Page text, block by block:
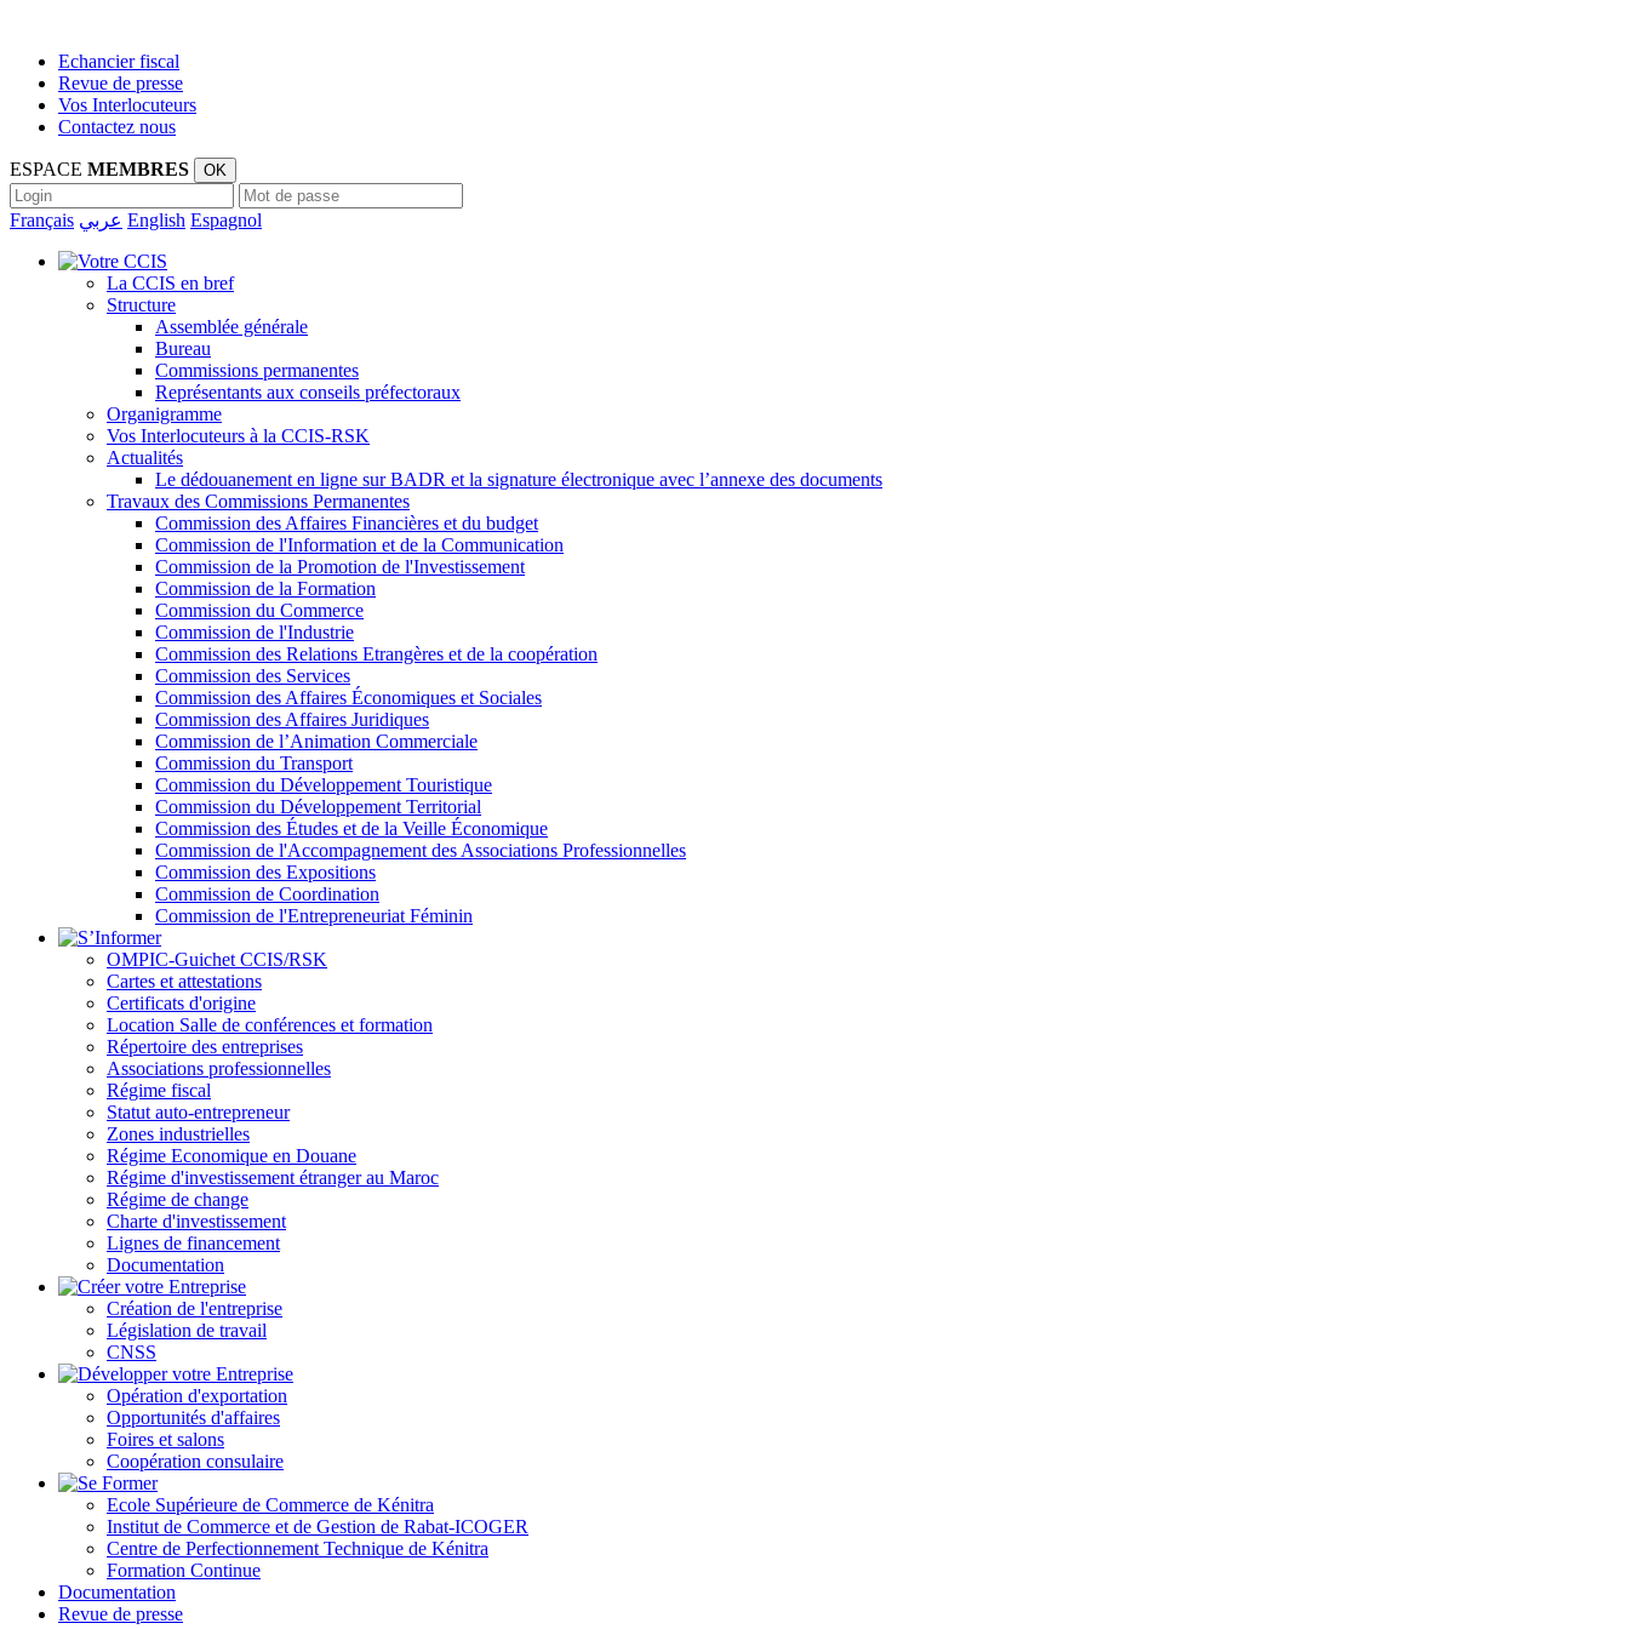
Echancier fiscal
Revue de presse
Vos Interlocuteurs
Contactez nous
ESPACE MEMBRES OK
Français عربي English Espagnol
La CCIS en bref
Structure
Assemblée générale
Bureau
Commissions permanentes
Représentants aux conseils préfectoraux
Organigramme
Vos Interlocuteurs à la CCIS-RSK
Actualités
Le dédouanement en ligne sur BADR et la signature électronique avec l’annexe des documents
Travaux des Commissions Permanentes
Commission des Affaires Financières et du budget
Commission de l'Information et de la Communication
Commission de la Promotion de l'Investissement
Commission de la Formation
Commission du Commerce
Commission de l'Industrie
Commission des Relations Etrangères et de la coopération
Commission des Services
Commission des Affaires Économiques et Sociales
Commission des Affaires Juridiques
Commission de l’Animation Commerciale
Commission du Transport
Commission du Développement Touristique
Commission du Développement Territorial
Commission des Études et de la Veille Économique
Commission de l'Accompagnement des Associations Professionnelles
Commission des Expositions
Commission de Coordination
Commission de l'Entrepreneuriat Féminin
OMPIC-Guichet CCIS/RSK
Cartes et attestations
Certificats d'origine
Location Salle de conférences et formation
Répertoire des entreprises
Associations professionnelles
Régime fiscal
Statut auto-entrepreneur
Zones industrielles
Régime Economique en Douane
Régime d'investissement étranger au Maroc
Régime de change
Charte d'investissement
Lignes de financement
Documentation
Création de l'entreprise
Législation de travail
CNSS
Opération d'exportation
Opportunités d'affaires
Foires et salons
Coopération consulaire
Ecole Supérieure de Commerce de Kénitra
Institut de Commerce et de Gestion de Rabat-ICOGER
Centre de Perfectionnement Technique de Kénitra
Formation Continue
Documentation
Revue de presse